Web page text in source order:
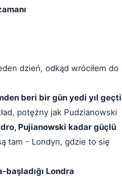
dzień, odkąd wróciłem do
beri bir gün yedi yıl geçti
potężny jak Pudzianowski
Pujianowski kadar güçlü
tam - Londyn, gdzie to się
başladığı Londra